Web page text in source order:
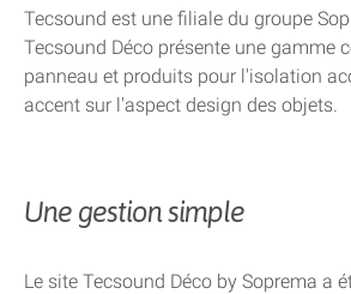
Tecsound est une filiale du groupe
Tecsound Déco présente une gamme
panneau et produits pour l'isolation
accent sur l'aspect design des objets.
Une gestion simple
Le site Tecsound Déco by Soprema a